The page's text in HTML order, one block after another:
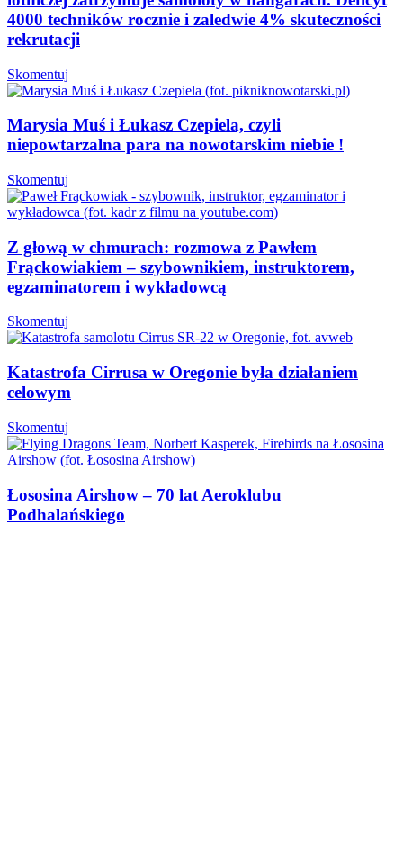
4000 techników rocznie i zaledwie 4% skuteczności
rekrutacji
Skomentuj
Marysia Muś i Łukasz Czepiela, czyli
niepowtarzalna para na nowotarskim niebie !
Skomentuj
Z głową w chmurach: rozmowa z Pawłem
Frąckowiakiem – szybownikiem, instruktorem,
egzaminatorem i wykładowcą
Skomentuj
Katastrofa Cirrusa w Oregonie była działaniem
celowym
Skomentuj
Łososina Airshow – 70 lat Aeroklubu
Podhalańskiego